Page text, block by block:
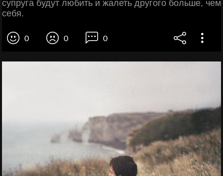
супруга будут любить и жалеть другого больше, чем
себя.
0 0 0